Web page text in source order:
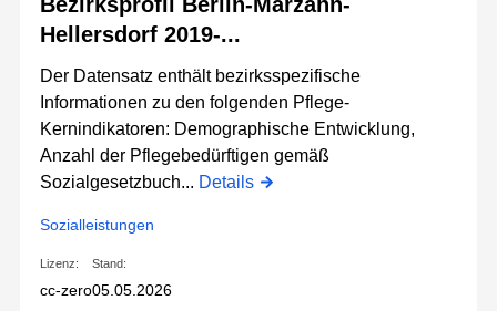
Hellersdorf 2019-...
Der Datensatz enthält bezirksspezifische
Informationen zu den folgenden Pflege-
Kernindikatoren: Demographische Entwicklung,
Anzahl der Pflegebedürftigen gemäß
Sozialgesetzbuch... Details
Sozialleistungen
Lizenz:
cc-zero
Stand:
05.05.2026